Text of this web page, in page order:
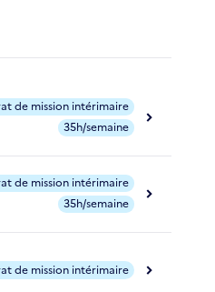
de mission intérimaire
35h/semaine
de mission intérimaire
35h/semaine
de mission intérimaire